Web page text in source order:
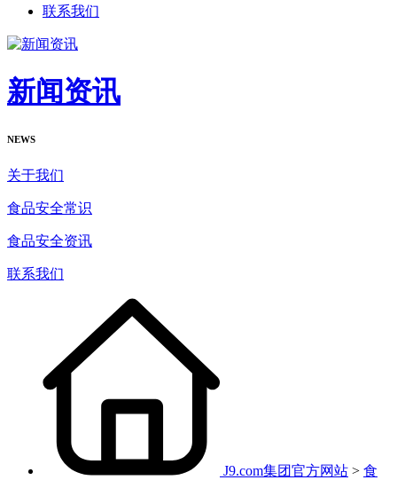
联系我们
新闻资讯
NEWS
关于我们
食品安全常识
食品安全资讯
联系我们
J9.com集团官方网站 > 食